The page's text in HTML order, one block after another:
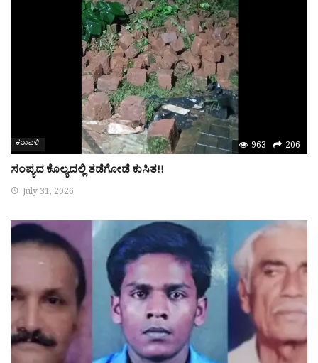
ಕರಾವಳಿ 963 206
ಸಂಪ್ಯದ ಕೊಲ್ಯದಲ್ಲಿ ತಡೆಗೋಡೆ ಕುಸಿತ!!
July 31, 2026